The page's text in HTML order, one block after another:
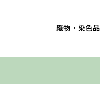
織物・染色品